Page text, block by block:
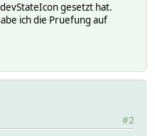
gesetzt hat.
ich die Pruefung auf
#2